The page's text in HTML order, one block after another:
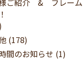
ご紹介 & フレーム
(178)
間のお知らせ (1)